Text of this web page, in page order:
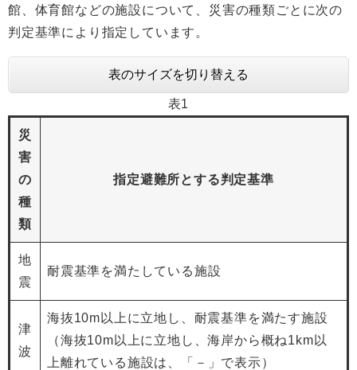
館、体育館などの施設について、災害の種類ごとに次の
判定基準により指定しています。
表のサイズを切り替える
表1
災
害
の
種
類
指定避難所とする判定基準
地
震
耐震基準を満たしている施設
津
波
海抜10m以上に立地し、耐震基準を満たす施設
（海抜10m以上に立地し、海岸から概ね1km以
上離れている施設は、「－」で表示）